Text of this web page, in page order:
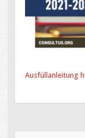
Ausfüllanleitung